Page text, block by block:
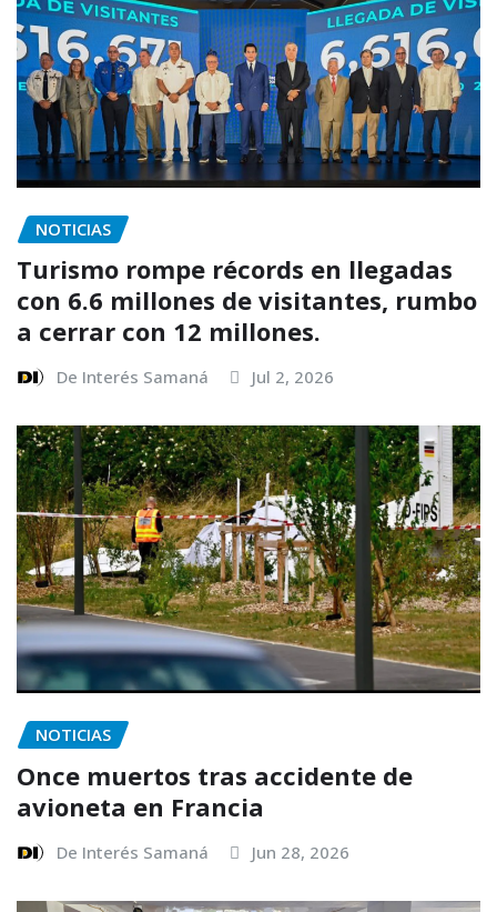
NOTICIAS
Turismo rompe récords en llegadas
con 6.6 millones de visitantes, rumbo
a cerrar con 12 millones.
De Interés Samaná Jul 2, 2026
NOTICIAS
Once muertos tras accidente de
avioneta en Francia
De Interés Samaná Jun 28, 2026